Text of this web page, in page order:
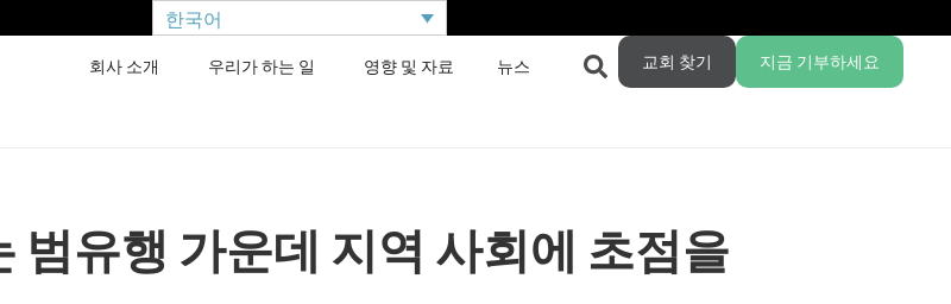
한국어
회사 소개 우리가 하는 일 영향 및 자료 뉴스 교회 찾기 지금 기부하세요
범유행 가운데 지역 사회에 초점을